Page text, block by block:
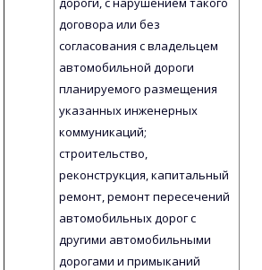
договора или без
согласования с владельцем
автомобильной дороги
планируемого размещения
указанных инженерных
коммуникаций;
строительство,
реконструкция, капитальный
ремонт, ремонт пересечений
автомобильных дорог с
другими автомобильными
дорогами и примыканий